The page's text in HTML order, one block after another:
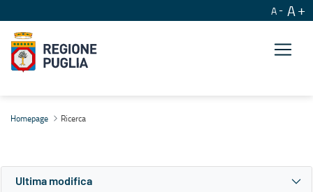
A A
Homepage Ricerca
Ultima modifica